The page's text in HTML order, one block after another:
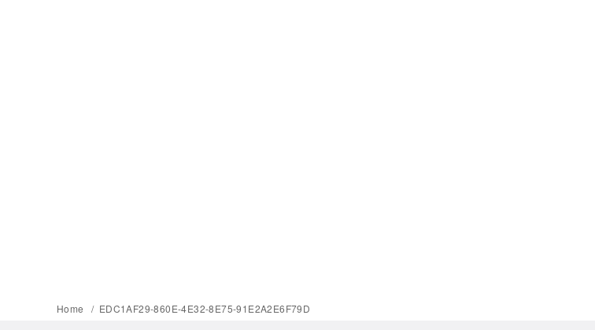
Home EDC1AF29-860E-4E32-8E75-91E2A2E6F79D